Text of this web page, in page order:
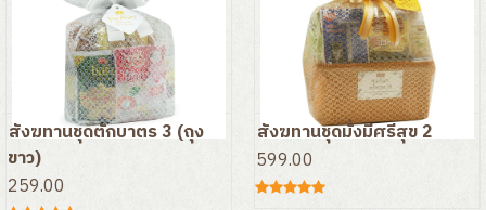
สังฆทานชุดตักบาตร 3 (ถุง
ขาว)
259.00
สังฆทานชุดมั่งมีศรีสุข 2
599.00